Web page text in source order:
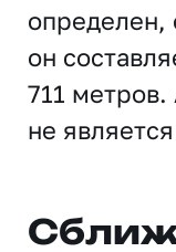
определен,
он
711 метров.
не